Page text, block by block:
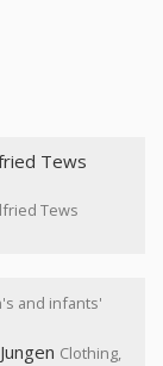
Tews
Tews
and infants'
Clothing,